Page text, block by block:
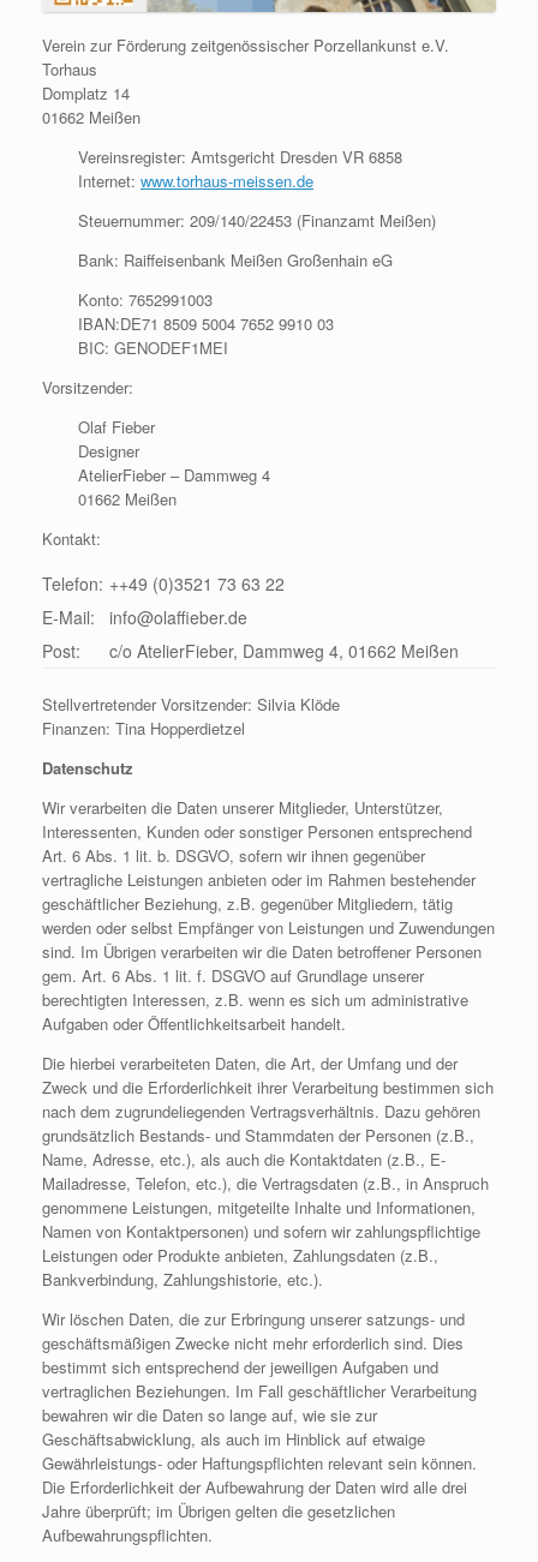
Verein zur Förderung zeitgenössischer Porzellankunst e.V.
Torhaus
Domplatz 14
01662 Meißen
Vereinsregister: Amtsgericht Dresden VR 6858
Internet: www.torhaus-meissen.de
Steuernummer: 209/140/22453 (Finanzamt Meißen)
Bank: Raiffeisenbank Meißen Großenhain eG
Konto: 7652991003
IBAN:DE71 8509 5004 7652 9910 03
BIC: GENODEF1MEI
Vorsitzender:
Olaf Fieber
Designer
AtelierFieber – Dammweg 4
01662 Meißen
Kontakt:
Telefon: ++49 (0)3521 73 63 22
E-Mail:
info@olaffieber.de
Post:
c/o AtelierFieber, Dammweg 4, 01662 Meißen
Stellvertretender Vorsitzender: Silvia Klöde
Finanzen: Tina Hopperdietzel
Datenschutz
Wir verarbeiten die Daten unserer Mitglieder, Unterstützer,
Interessenten, Kunden oder sonstiger Personen entsprechend
Art. 6 Abs. 1 lit. b. DSGVO, sofern wir ihnen gegenüber
vertragliche Leistungen anbieten oder im Rahmen bestehender
geschäftlicher Beziehung, z.B. gegenüber Mitgliedern, tätig
werden oder selbst Empfänger von Leistungen und Zuwendungen
sind. Im Übrigen verarbeiten wir die Daten betroffener Personen
gem. Art. 6 Abs. 1 lit. f. DSGVO auf Grundlage unserer
berechtigten Interessen, z.B. wenn es sich um administrative
Aufgaben oder Öffentlichkeitsarbeit handelt.
Die hierbei verarbeiteten Daten, die Art, der Umfang und der
Zweck und die Erforderlichkeit ihrer Verarbeitung bestimmen sich
nach dem zugrundeliegenden Vertragsverhältnis. Dazu gehören
grundsätzlich Bestands- und Stammdaten der Personen (z.B.,
Name, Adresse, etc.), als auch die Kontaktdaten (z.B., E-
Mailadresse, Telefon, etc.), die Vertragsdaten (z.B., in Anspruch
genommene Leistungen, mitgeteilte Inhalte und Informationen,
Namen von Kontaktpersonen) und sofern wir zahlungspflichtige
Leistungen oder Produkte anbieten, Zahlungsdaten (z.B.,
Bankverbindung, Zahlungshistorie, etc.).
Wir löschen Daten, die zur Erbringung unserer satzungs- und
geschäftsmäßigen Zwecke nicht mehr erforderlich sind. Dies
bestimmt sich entsprechend der jeweiligen Aufgaben und
vertraglichen Beziehungen. Im Fall geschäftlicher Verarbeitung
bewahren wir die Daten so lange auf, wie sie zur
Geschäftsabwicklung, als auch im Hinblick auf etwaige
Gewährleistungs- oder Haftungspflichten relevant sein können.
Die Erforderlichkeit der Aufbewahrung der Daten wird alle drei
Jahre überprüft; im Übrigen gelten die gesetzlichen
Aufbewahrungspflichten.